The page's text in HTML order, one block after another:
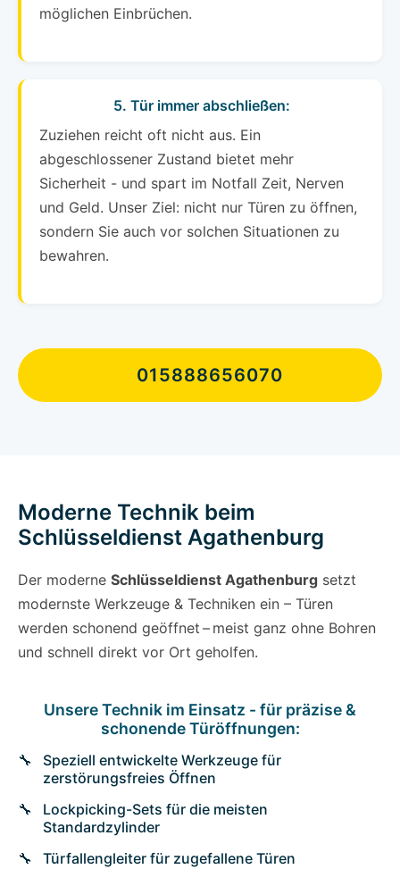
möglichen Einbrüchen.
5. Tür immer abschließen:
Zuziehen reicht oft nicht aus. Ein
abgeschlossener Zustand bietet mehr
Sicherheit - und spart im Notfall Zeit, Nerven
und Geld. Unser Ziel: nicht nur Türen zu öffnen,
sondern Sie auch vor solchen Situationen zu
bewahren.
015888656070
Moderne Technik beim
Schlüsseldienst Agathenburg
Der moderne Schlüsseldienst Agathenburg setzt
modernste Werkzeuge & Techniken ein – Türen
werden schonend geöffnet – meist ganz ohne Bohren
und schnell direkt vor Ort geholfen.
Unsere Technik im Einsatz - für präzise &
schonende Türöffnungen:
Speziell entwickelte Werkzeuge für
zerstörungsfreies Öffnen
Lockpicking-Sets für die meisten
Standardzylinder
Türfallengleiter für zugefallene Türen